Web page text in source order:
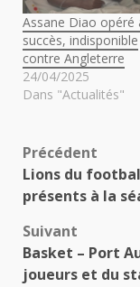
Assane Diao opéré
succès, indisponible
contre Angleterre
24/04/2025
Dans "Actualités"
Navigation
d’article
Précédent
Lions du
présents à la
Suivant
Basket – Port
joueurs et du